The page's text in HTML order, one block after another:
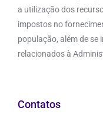
a utilização dos
impostos no
população, além de
relacionados à
Contatos